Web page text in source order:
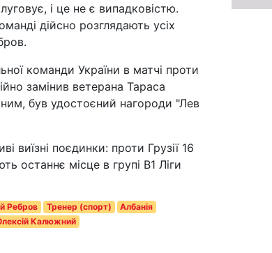
і це не є випадковістю.
дійсно розглядають усіх
команди України в матчі проти
замінив ветерана Тараса
був удостоєний нагороди "Лев
виїзні поєдинки: проти Грузії 16
останнє місце в групі В1 Ліги
Ребров Тренер (спорт)
Албанія
Калюжний